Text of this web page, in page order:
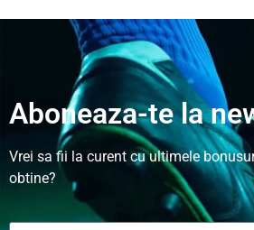
Aboneaza-te la
Vrei sa fii la curent cu ultimele
obtine?